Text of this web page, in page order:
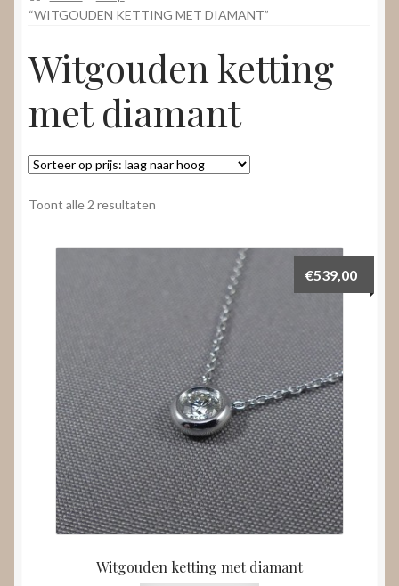
WebShop
Over
Contact
Nieuws
Video’s
“WITGOUDEN KETTING MET DIAMANT”
Witgouden ketting
met diamant
Toont alle 2 resultaten
Witgouden ketting met diamant
€539,00